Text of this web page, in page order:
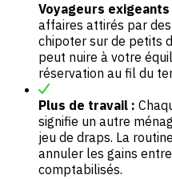
Voyageurs exigeants
affaires attirés par
chipoter sur de petits
peut nuire à votre
réservation au fil du
Plus de travail :
signifie un autre
jeu de draps. La
annuler les gains
comptabilisés.